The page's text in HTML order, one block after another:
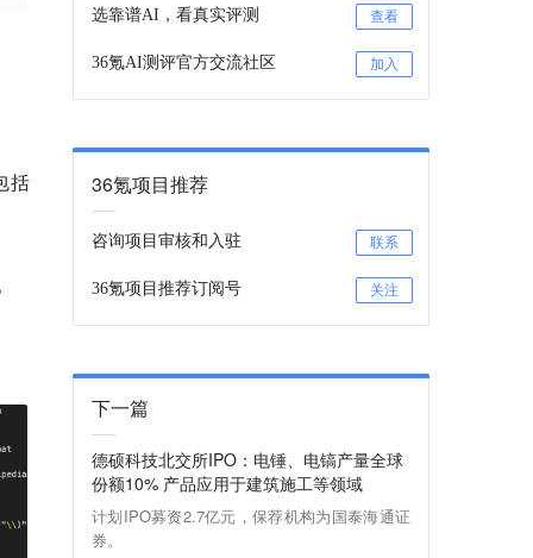
括
选靠谱AI，看真实评测 查看
36氪AI测评官方交流社区 加入
36氪项目推荐
咨询项目审核和入驻 联系
36氪项目推荐订阅号 关注
下一篇
德硕科技北交所IPO：电锤、电镐产量全球
份额10% 产品应用于建筑施工等领域
计划IPO募资2.7亿元，保荐机构为国泰海通证
券。